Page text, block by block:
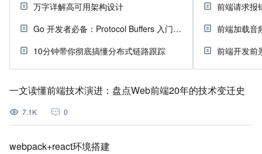
万字详解高可用架构设计
Go 开发者必备：Protocol Buffers 入门指南
10分钟带你彻底搞懂分布式链路跟踪
前端请求报
前端加载音
前端开发前
一文读懂前端技术演进：盘点Web前端20年的技术变迁史
7.1K 0
webpack+react环境搭建